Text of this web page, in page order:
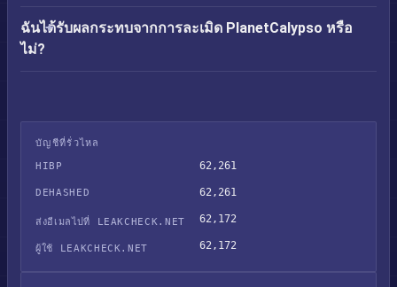
ฉันได้รับผลกระทบจากการละเมิด PlanetCalypso หรือ
ไม่?
บัญชีที่รั่วไหล
HIBP
62,261
DEHASHED 62,261
ส่งอีเมลไปที่ LEAKCHECK.NET 62,172
ผู้ใช้ LEAKCHECK.NET 62,172